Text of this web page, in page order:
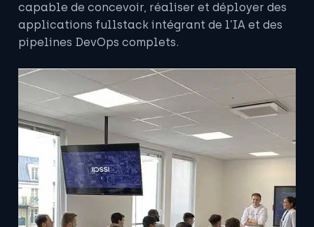
capable de concevoir, réaliser et déployer des
applications fullstack intégrant de l’IA et des
pipelines DevOps complets.